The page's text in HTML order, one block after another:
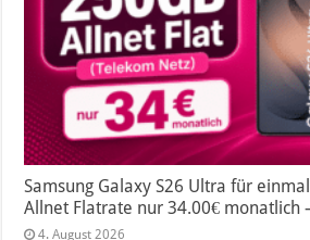
Samsung Galaxy S26 Ultra für
Allnet Flatrate nur 34.00€ monatlich
4. August 2026